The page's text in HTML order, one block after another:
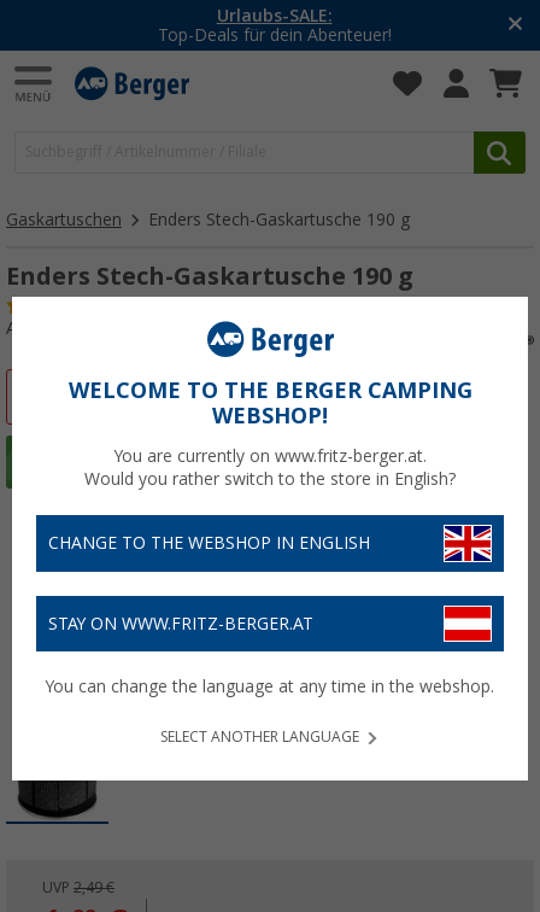
Urlaubs-SALE:
Top-Deals für dein Abenteuer!
Gaskartuschen Enders Stech-Gaskartusche 190 g
Enders Stech-Gaskartusche 190 g
Art.-Nr.: 458930
UVP 2,49 €
WELCOME TO THE BERGER CAMPING
WEBSHOP!
You are currently on www.fritz-berger.at.
Would you rather switch to the store in English?
CHANGE TO THE WEBSHOP IN ENGLISH
STAY ON WWW.FRITZ-BERGER.AT
You can change the language at any time in the webshop.
SELECT ANOTHER LANGUAGE